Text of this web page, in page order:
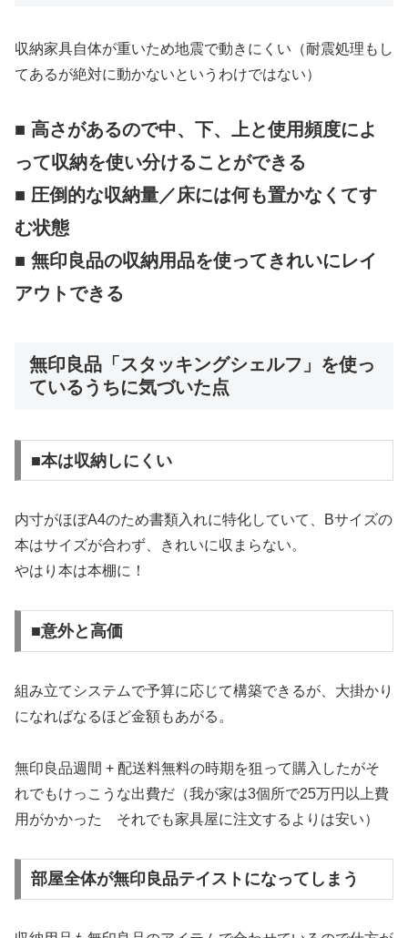
収納家具自体が重いため地震で動きにくい（耐震処理もし
てあるが絶対に動かないというわけではない）
■ 高さがあるので中、下、上と使用頻度によ
って収納を使い分けることができる
■ 圧倒的な収納量／床には何も置かなくてす
む状態
■ 無印良品の収納用品を使ってきれいにレイ
アウトできる
無印良品「スタッキングシェルフ」を使っ
ているうちに気づいた点
■本は収納しにくい
内寸がほぼA4のため書類入れに特化していて、Bサイズの
本はサイズが合わず、きれいに収まらない。
やはり本は本棚に！
■意外と高価
組み立てシステムで予算に応じて構築できるが、大掛かり
になればなるほど金額もあがる。
無印良品週間 + 配送料無料の時期を狙って購入したがそ
れでもけっこうな出費だ（我が家は3個所で25万円以上費
用がかかった それでも家具屋に注文するよりは安い）
部屋全体が無印良品テイストになってしまう